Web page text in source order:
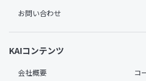
お問い合わせ
KAIコンテンツ
会社概要
コ